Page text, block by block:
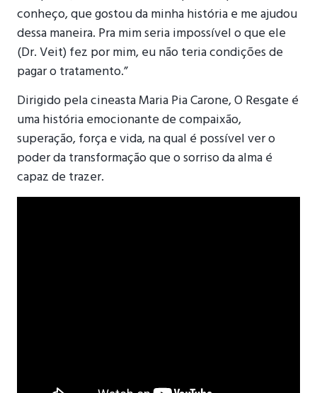
conheço, que gostou da minha história e me ajudou
dessa maneira. Pra mim seria impossível o que ele
(Dr. Veit) fez por mim, eu não teria condições de
pagar o tratamento.”
Dirigido pela cineasta Maria Pia Carone, O Resgate é
uma história emocionante de compaixão,
superação, força e vida, na qual é possível ver o
poder da transformação que o sorriso da alma é
capaz de trazer.